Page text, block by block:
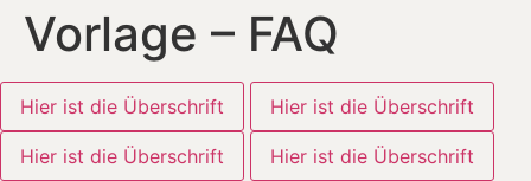
Vorlage – FAQ
Hier ist die Überschrift Hier ist die Überschrift
Hier ist die Überschrift Hier ist die Überschrift